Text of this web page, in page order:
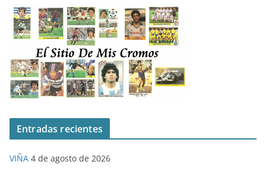
Entradas recientes
VIÑA 4 de agosto de 2026